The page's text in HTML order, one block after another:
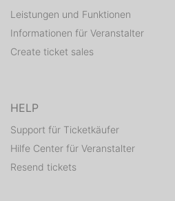
Leistungen und Funktionen
Informationen für Veranstalter
Create ticket sales
HELP
Support für Ticketkäufer
Hilfe Center für Veranstalter
Resend tickets